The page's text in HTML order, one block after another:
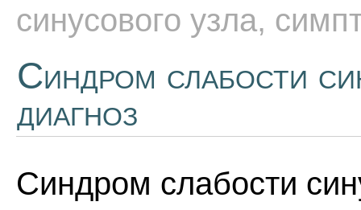
синусового узла,
Синдром слабости
диагноз
Синдром слабости